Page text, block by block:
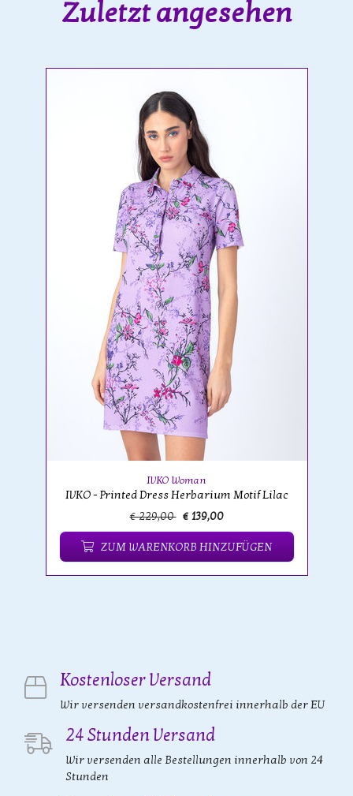
Zuletzt angesehen
IVKO Woman
IVKO - Printed Dress Herbarium Motif Lilac
€ 229,00 € 139,00
ZUM WARENKORB HINZUFÜGEN
Kostenloser Versand
Wir versenden versandkostenfrei innerhalb der EU
24 Stunden Versand
Wir versenden alle Bestellungen innerhalb von 24
Stunden